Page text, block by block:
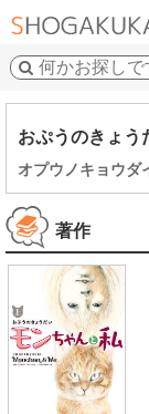
おぷうのきょう
オプウノキョウダ
著作